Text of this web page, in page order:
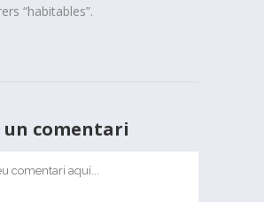
“habitables”.
un comentari